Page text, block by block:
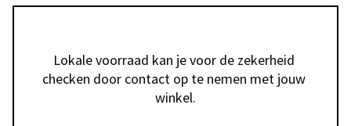
Lokale voorraad kan je voor de zekerheid
checken door contact op te nemen met jouw
winkel.